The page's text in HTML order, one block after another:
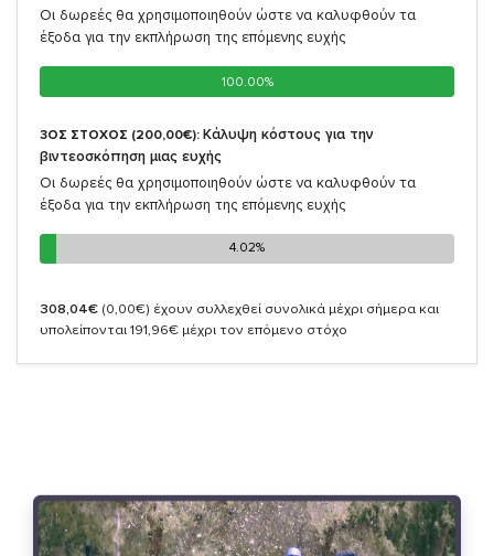
Οι δωρεές θα χρησιμοποιηθούν ώστε να καλυφθούν τα
έξοδα για την εκπλήρωση της επόμενης ευχής
100.00%
100.00%
3ΟΣ ΣΤΟΧΟΣ (200,00€): Κάλυψη κόστους για την
βιντεοσκόπηση μιας ευχής
Οι δωρεές θα χρησιμοποιηθούν ώστε να καλυφθούν τα
έξοδα για την εκπλήρωση της επόμενης ευχής
4.02%
4.02%
308,04€ (0,00€) έχουν συλλεχθεί συνολικά μέχρι σήμερα και
υπολείπονται 191,96€ μέχρι τον επόμενο στόχο